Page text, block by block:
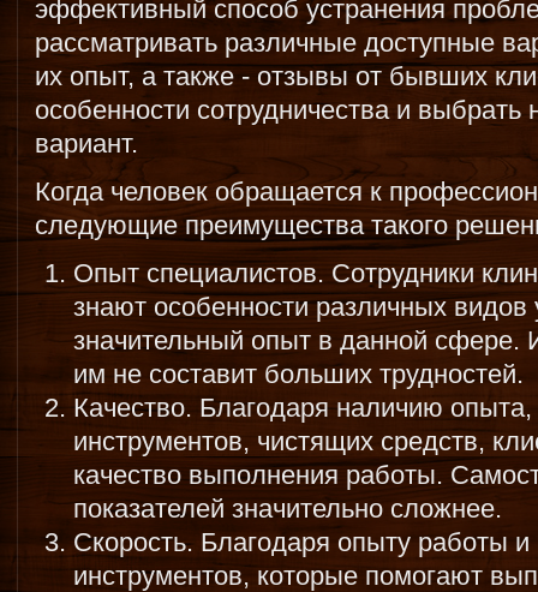
эффективный способ устранения
рассматривать различные доступные
их опыт, а также - отзывы от бывших
особенности сотрудничества и
вариант.
Когда человек обращается к
следующие преимущества такого
Опыт специалистов. Сотрудники
знают особенности различных
значительный опыт в данной сфере.
им не составит больших трудностей.
Качество. Благодаря наличию
инструментов, чистящих средств,
качество выполнения работы.
показателей значительно сложнее.
Скорость. Благодаря опыту работы
инструментов, которые помогают